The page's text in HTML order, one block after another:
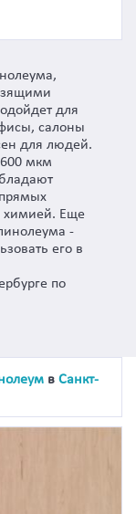
для
салоны
для людей.
мкм
химией. Еще
-
его в
по
в Санкт-